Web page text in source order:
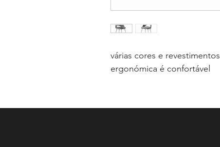
várias cores e revestimentos
ergonómica é confortável